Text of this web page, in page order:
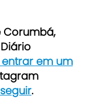
Corumbá,
em um
.